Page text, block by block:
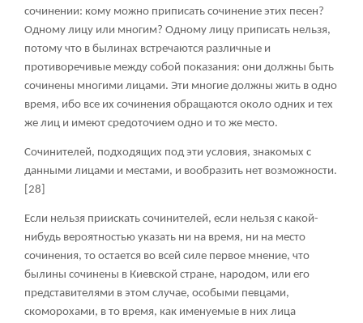
сочинении: кому можно приписать сочинение этих песен?
Одному лицу или многим? Одному лицу приписать нельзя,
потому что в былинах встречаются различные и
противоречивые между собой показания: они должны быть
сочинены многими лицами. Эти многие должны жить в одно
время, ибо все их сочинения обращаются около одних и тех
же лиц и имеют средоточием одно и то же место.
Сочинителей, подходящих под эти условия, знакомых с
данными лицами и местами, и вообразить нет возможности.
[28]
Если нельзя приискать сочинителей, если нельзя с какой-
нибудь вероятностью указать ни на время, ни на место
сочинения, то остается во всей силе первое мнение, что
былины сочинены в Киевской стране, народом, или его
представителями в этом случае, особыми певцами,
скоморохами, в то время, как именуемые в них лица